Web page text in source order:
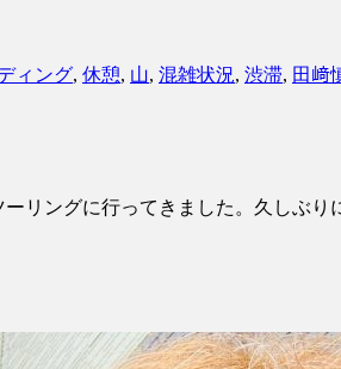
ィング, 休憩, 山, 混雑状況, 渋滞, 田﨑
リングに行ってきました。久しぶ